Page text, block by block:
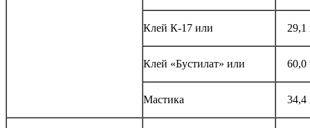
Клей К-17 или 29,1
Клей «Бустилат» или 60,0
Мастика 34,4